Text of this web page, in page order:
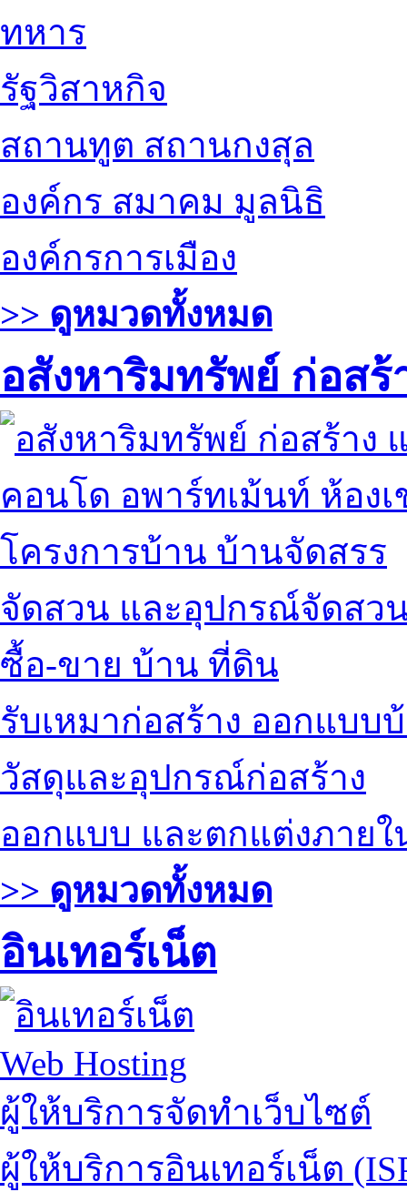
ทหาร
รัฐวิสาหกิจ
สถานทูต สถานกงสุล
องค์กร สมาคม มูลนิธิ
องค์กรการเมือง
>> ดูหมวดทั้งหมด
อสังหาริมทรัพย์ ก่อส
คอนโด อพาร์ทเม้นท์ ห้องเ
โครงการบ้าน บ้านจัดสรร
จัดสวน และอุปกรณ์จัดสว
ซื้อ-ขาย บ้าน ที่ดิน
รับเหมาก่อสร้าง ออกแบบ
วัสดุและอุปกรณ์ก่อสร้าง
ออกแบบ และตกแต่งภายใ
>> ดูหมวดทั้งหมด
อินเทอร์เน็ต
Web Hosting
ผู้ให้บริการจัดทำเว็บไซต์
ผู้ให้บริการอินเทอร์เน็ต